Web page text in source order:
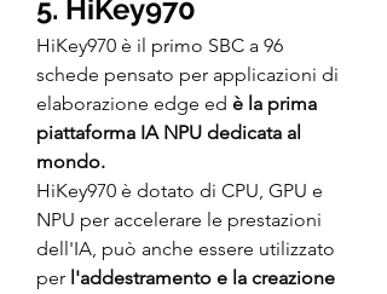
5. HiKey970
HiKey970 è il primo SBC a 96
schede pensato per applicazioni di
elaborazione edge ed è la prima
piattaforma IA NPU dedicata al
mondo.
HiKey970 è dotato di CPU, GPU e
NPU per accelerare le prestazioni
dell'IA, può anche essere utilizzato
per l'addestramento e la creazione